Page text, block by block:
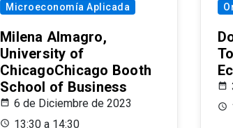
Microeconomía Aplicada
Milena Almagro,
University of
ChicagoChicago Booth
School of Business
6 de Diciembre de 2023
13:30 a 14:30